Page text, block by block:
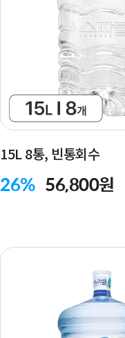
15L 8통, 빈통회수
26% 56,800원